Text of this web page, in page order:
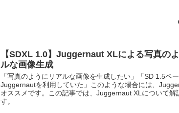
【SDXL 1.0】Juggernaut XLによる写真の
ルな画像生成
「写真のようにリアルな画像を生成したい」「SD 1.5ベ
Juggernautを利用していた」このような場合には、
オススメです。この記事では、Juggernaut XLについて解
す。